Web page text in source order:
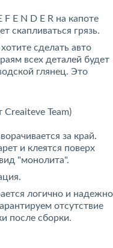
E N D E R на капоте
скапливаться грязь.
сделать авто
всех деталей будет
глянец. Это
Team)
за край.
и клеятся поверх
"монолита".
логично и надежно
отсутствие
после сборки.